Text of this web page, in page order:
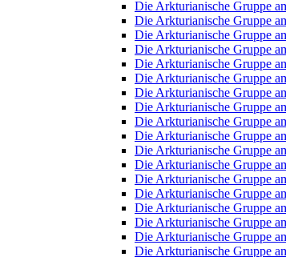
Die Arkturianische Gruppe
Die Arkturianische Gruppe
Die Arkturianische Gruppe
Die Arkturianische Gruppe
Die Arkturianische Gruppe
Die Arkturianische Gruppe
Die Arkturianische Gruppe
Die Arkturianische Gruppe
Die Arkturianische Gruppe
Die Arkturianische Gruppe
Die Arkturianische Gruppe
Die Arkturianische Gruppe
Die Arkturianische Gruppe
Die Arkturianische Gruppe
Die Arkturianische Gruppe
Die Arkturianische Gruppe
Die Arkturianische Gruppe
Die Arkturianische Gruppe